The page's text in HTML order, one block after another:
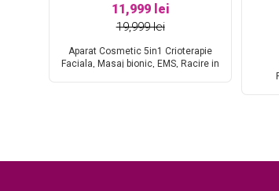
11,999 lei
19,999 lei
Aparat Cosmetic 5in1 Crioterapie
Faciala, Masaj bionic, EMS, Racire in